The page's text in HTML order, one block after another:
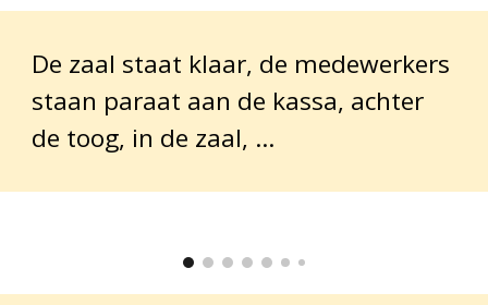
De zaal staat klaar, de medewerkers
staan paraat aan de kassa, achter
de toog, in de zaal, …